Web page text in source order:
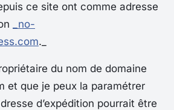
ce site ont comme adresse
_no-
._
du nom de domaine
et que je peux la paramétrer
d’expédition pourrait être